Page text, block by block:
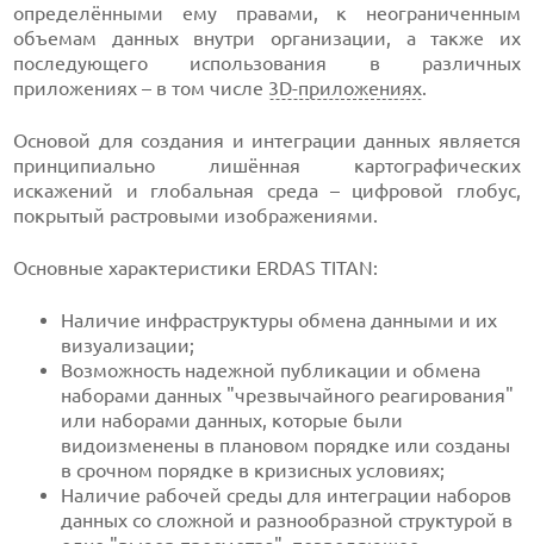
определёнными ему правами, к неограниченным
объемам данных внутри организации, а также их
последующего использования в различных
приложениях – в том числе 3D-приложениях.
Основой для создания и интеграции данных является
принципиально лишённая картографических
искажений и глобальная среда – цифровой глобус,
покрытый растровыми изображениями.
Основные характеристики ERDAS TITAN:
Наличие инфраструктуры обмена данными и их
визуализации;
Возможность надежной публикации и обмена
наборами данных "чрезвычайного реагирования"
или наборами данных, которые были
видоизменены в плановом порядке или созданы
в срочном порядке в кризисных условиях;
Наличие рабочей среды для интеграции наборов
данных со сложной и разнообразной структурой в